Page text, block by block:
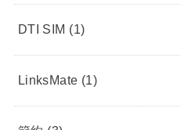
DTI SIM (1)
LinksMate (1)